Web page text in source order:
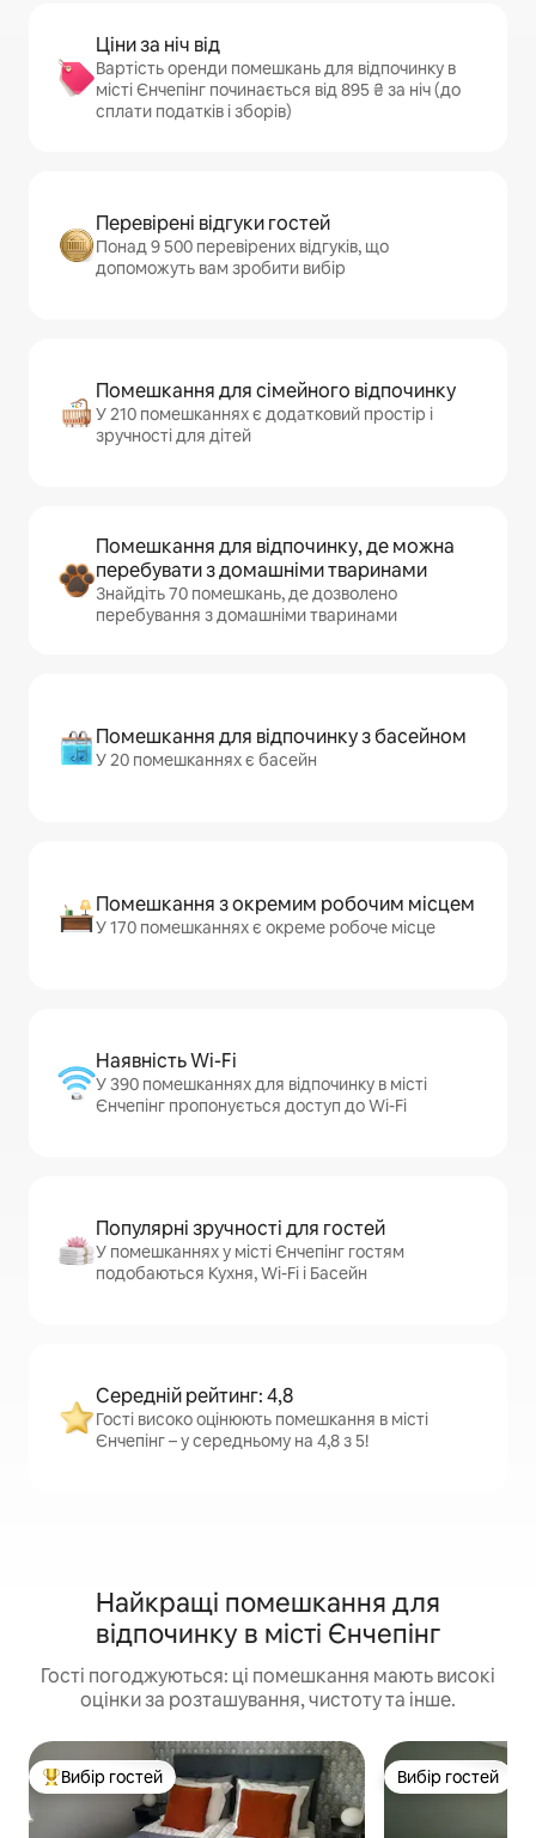
Ціни за ніч від
Вартість оренди помешкань для відпочинку в
місті Єнчепінг починається від 895 ₴ за ніч (до
сплати податків і зборів)
Перевірені відгуки гостей
Понад 9 500 перевірених відгуків, що
допоможуть вам зробити вибір
Помешкання для сімейного відпочинку
У 210 помешканнях є додатковий простір і
зручності для дітей
Помешкання для відпочинку, де можна
перебувати з домашніми тваринами
Знайдіть 70 помешкань, де дозволено
перебування з домашніми тваринами
Помешкання для відпочинку з басейном
У 20 помешканнях є басейн
Помешкання з окремим робочим місцем
У 170 помешканнях є окреме робоче місце
Наявність Wi-Fi
У 390 помешканнях для відпочинку в місті
Єнчепінг пропонується доступ до Wi-Fi
Популярні зручності для гостей
У помешканнях у місті Єнчепінг гостям
подобаються Кухня, Wi-Fi і Басейн
Середній рейтинг: 4,8
Гості високо оцінюють помешкання в місті
Єнчепінг – у середньому на 4,8 з 5!
Найкращі помешкання для
відпочинку в місті Єнчепінг
Гості погоджуються: ці помешкання мають високі
оцінки за розташування, чистоту та інше.
Топ вибір гостей
Вибір гостей Вибір гостей
Вибір гостей